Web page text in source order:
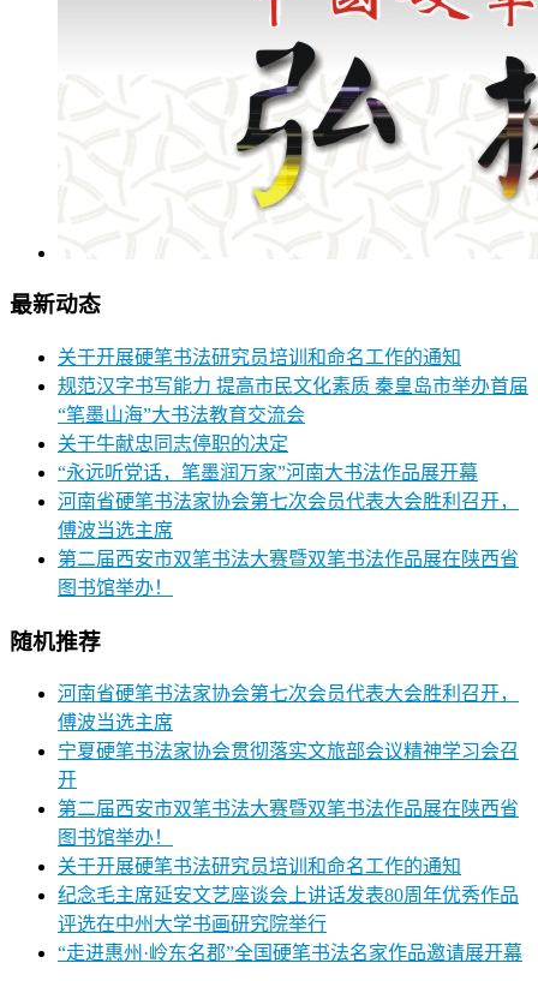
最新动态
关于开展硬笔书法研究员培训和命名工作的通知
规范汉字书写能力 提高市民文化素质 秦皇岛市举办首届
“笔墨山海”大书法教育交流会
关于牛献忠同志停职的决定
“永远听党话，笔墨润万家”河南大书法作品展开幕
河南省硬笔书法家协会第七次会员代表大会胜利召开，
傅波当选主席
第二届西安市双笔书法大赛暨双笔书法作品展在陕西省
图书馆举办！
随机推荐
河南省硬笔书法家协会第七次会员代表大会胜利召开，
傅波当选主席
宁夏硬笔书法家协会贯彻落实文旅部会议精神学习会召
开
第二届西安市双笔书法大赛暨双笔书法作品展在陕西省
图书馆举办！
关于开展硬笔书法研究员培训和命名工作的通知
纪念毛主席延安文艺座谈会上讲话发表80周年优秀作品
评选在中州大学书画研究院举行
“走进惠州·岭东名郡”全国硬笔书法名家作品邀请展开幕